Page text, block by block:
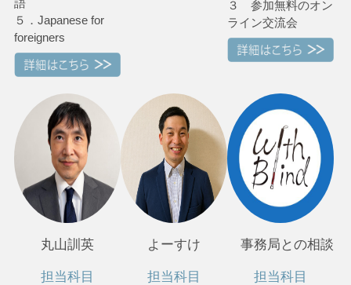
語
５．Japanese for
foreigners
３ 参加無料のオン
ライン交流会
丸山訓英
担当科目
よーすけ
担当科目
事務局との相談
担当科目